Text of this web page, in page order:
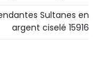
Sultanes en
argent ciselé 15916